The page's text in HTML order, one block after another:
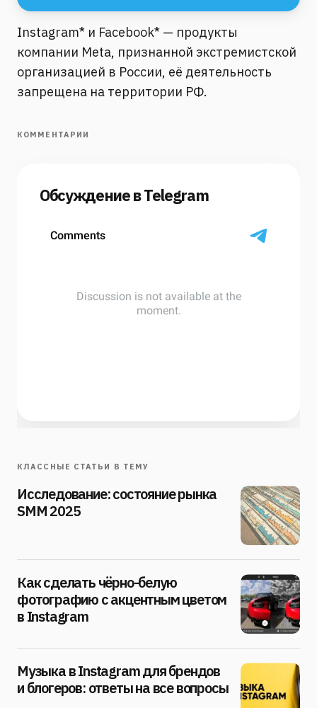
Instagram* и Facebook* — продукты
компании Meta, признанной экстремистской
организацией в России, её деятельность
запрещена на территории РФ.
КОММЕНТАРИИ
Обсуждение в Telegram
КЛАССНЫЕ СТАТЬИ В ТЕМУ
Исследование: состояние рынка
SMM 2025
Как сделать чёрно-белую
фотографию с акцентным цветом
в Instagram
Музыка в Instagram для брендов
и блогеров: ответы на все вопросы